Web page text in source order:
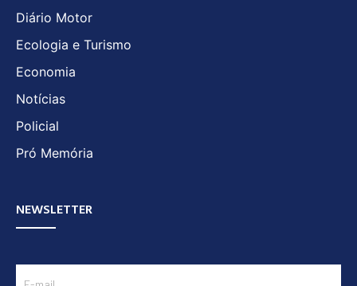
Diário Motor
Ecologia e Turismo
Economia
Notícias
Policial
Pró Memória
NEWSLETTER